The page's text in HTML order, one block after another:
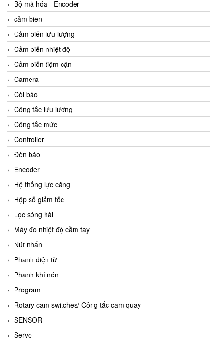
Bộ mã hóa - Encoder
cảm biến
Cảm biến lưu lượng
Cảm biến nhiệt độ
Cảm biến tiệm cận
Camera
Còi báo
Công tắc lưu lượng
Công tắc mức
Controller
Đèn báo
Encoder
Hệ thống lực căng
Hộp số giảm tốc
Lọc sóng hài
Máy đo nhiệt độ cầm tay
Nút nhấn
Phanh điện từ
Phanh khí nén
Program
Rotary cam switches/ Công tắc cam quay
SENSOR
Servo